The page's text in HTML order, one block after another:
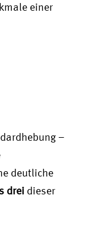
einer
–
deutliche
drei dieser